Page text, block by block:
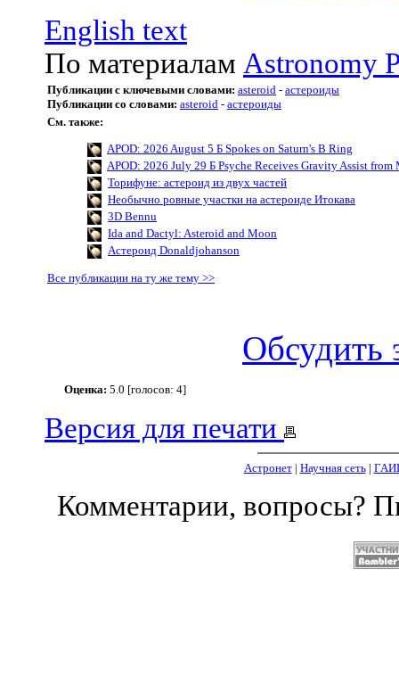
English text
По материалам Astronomy
Публикации с ключевыми словами: asteroid - астероиды
Публикации со словами: asteroid - астероиды
См. также:
APOD: 2026 August 5 Б Spokes on Saturn's B Ring
APOD: 2026 July 29 Б Psyche Receives Gravity Assist from
Торифуне: астероид из двух частей
Необычно ровные участки на астероиде Итокава
3D Bennu
Ida and Dactyl: Asteroid and Moon
Астероид Donaldjohanson
Все публикации на ту же тему >>
Обсудить
Оценка: 5.0 [голосов: 4]
Версия для печати
Астронет| Научная сеть|
Комментарии, вопросы?